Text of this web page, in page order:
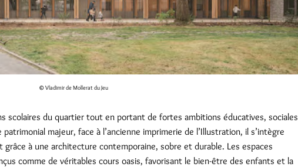
© Vladimir de Mollerat du Jeu
scolaires du quartier tout en portant de fortes ambitions éducatives, sociales
majeur, face à l’ancienne imprimerie de l’Illustration, il s’intègre
à une architecture contemporaine, sobre et durable. Les espaces
comme de véritables cours oasis, favorisant le bien-être des enfants et la